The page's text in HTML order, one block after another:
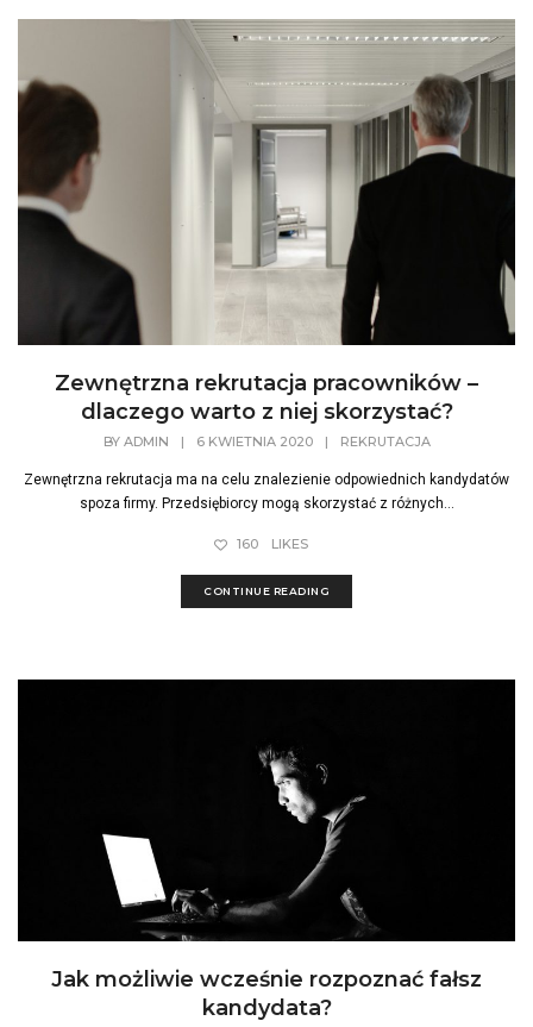
Zewnętrzna rekrutacja pracowników –
dlaczego warto z niej skorzystać?
BY ADMIN | 6 KWIETNIA 2020 | REKRUTACJA
Zewnętrzna rekrutacja ma na celu znalezienie odpowiednich kandydatów
spoza firmy. Przedsiębiorcy mogą skorzystać z różnych...
160 LIKES
CONTINUE READING
Jak możliwie wcześnie rozpoznać fałsz
kandydata?